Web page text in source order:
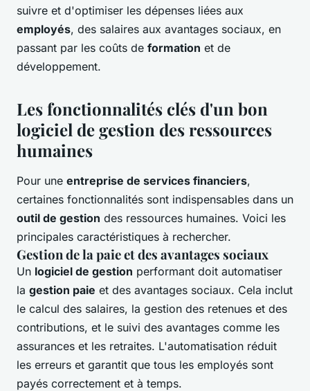
suivre et d'optimiser les dépenses liées aux
employés, des salaires aux avantages sociaux, en
passant par les coûts de formation et de
développement.
Les fonctionnalités clés d'un bon
logiciel de gestion des ressources
humaines
Pour une entreprise de services financiers,
certaines fonctionnalités sont indispensables dans un
outil de gestion des ressources humaines. Voici les
principales caractéristiques à rechercher.
Gestion de la paie et des avantages sociaux
Un logiciel de gestion performant doit automatiser
la gestion paie et des avantages sociaux. Cela inclut
le calcul des salaires, la gestion des retenues et des
contributions, et le suivi des avantages comme les
assurances et les retraites. L'automatisation réduit
les erreurs et garantit que tous les employés sont
payés correctement et à temps.